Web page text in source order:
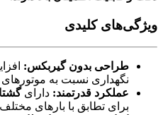
ویژگی‌های کلیدی
طراحی بدون گیربکس:
نگهداری نسبت به
عملکرد قدرتمند: دارایگشتاور 250 نیوتن‌متر
برای تطابق با بارهای